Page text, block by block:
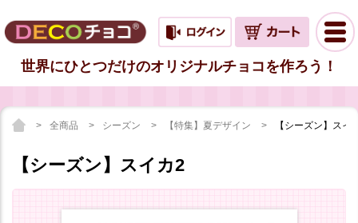
世界にひとつだけのオリジナルチョコを作ろう！
全商品 シーズン 【特集】夏デザイン 【シーズン】スイ
【シーズン】スイカ2